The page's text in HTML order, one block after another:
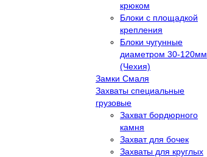
крюком
Блоки с площадкой
крепления
Блоки чугунные
диаметром 30-120мм
(Чехия)
Замки Смаля
Захваты специальные
грузовые
Захват бордюрного
камня
Захват для бочек
Захваты для круглых